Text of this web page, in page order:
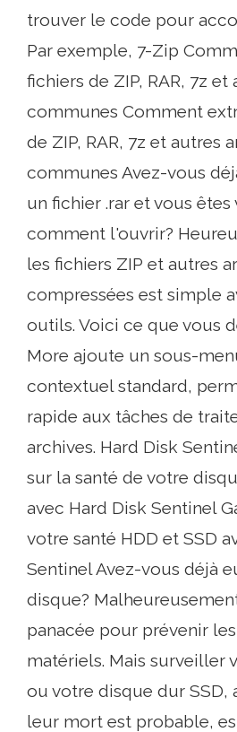
trouver le code pour
Par exemple, 7-Zip
fichiers de ZIP, RAR, 7z et
communes Comment
de ZIP, RAR, 7z et autres
communes Avez-vous
un fichier .rar et vous
comment l'ouvrir?
les fichiers ZIP et autres
compressées est simple
outils. Voici ce que vous
More ajoute un sous-
contextuel standard,
rapide aux tâches de
archives. Hard Disk
sur la santé de votre
avec Hard Disk Sentinel
votre santé HDD et SSD
Sentinel Avez-vous déjà
disque?
panacée pour prévenir
matériels. Mais surveiller
ou votre disque dur SSD,
leur mort est probable,